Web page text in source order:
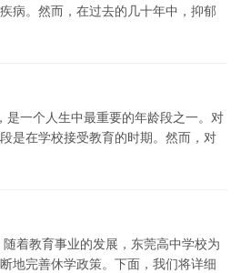
病。然而，在过去的几十年中，抑郁
是一个人生中最重要的年龄段之一。对
是在学校接受教育的时期。然而，对
着教育事业的发展，东莞高中学校为
地完善休学政策。下面，我们将详细